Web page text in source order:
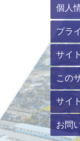
個人
プラ
サイ
この
サイ
お問